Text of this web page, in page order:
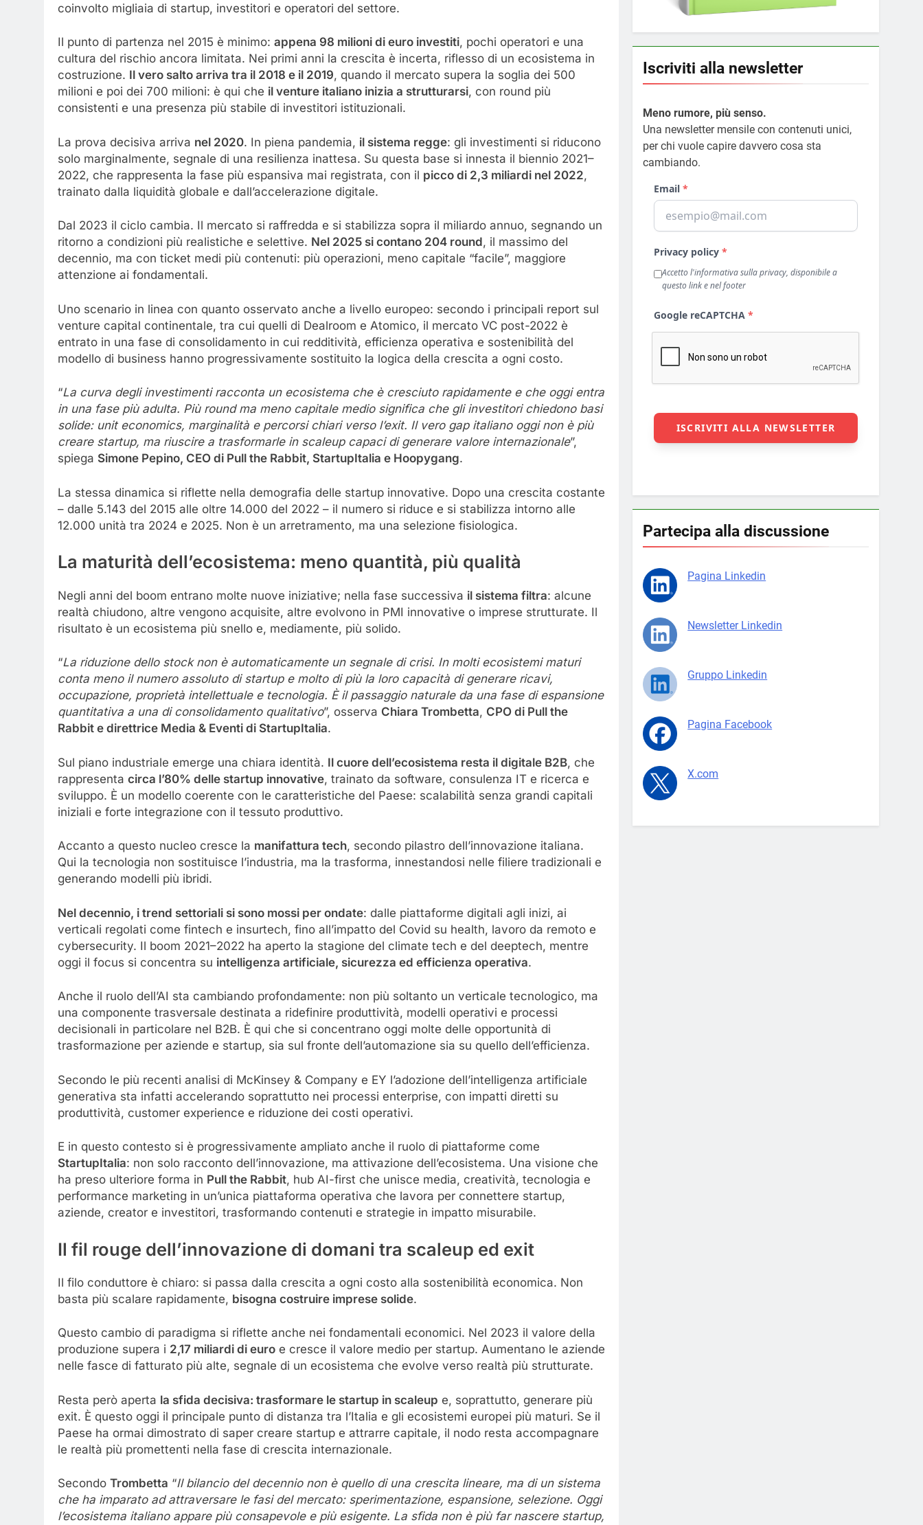
coinvolto migliaia di startup, investitori e operatori del settore.
Il punto di partenza nel 2015 è minimo: appena 98 milioni di euro investiti, pochi operatori e una
cultura del rischio ancora limitata. Nei primi anni la crescita è incerta, riflesso di un ecosistema in
costruzione. Il vero salto arriva tra il 2018 e il 2019, quando il mercato supera la soglia dei 500
milioni e poi dei 700 milioni: è qui che il venture italiano inizia a strutturarsi, con round più
consistenti e una presenza più stabile di investitori istituzionali.
La prova decisiva arriva nel 2020. In piena pandemia, il sistema regge: gli investimenti si riducono
solo marginalmente, segnale di una resilienza inattesa. Su questa base si innesta il biennio 2021–
2022, che rappresenta la fase più espansiva mai registrata, con il picco di 2,3 miliardi nel 2022,
trainato dalla liquidità globale e dall’accelerazione digitale.
Dal 2023 il ciclo cambia. Il mercato si raffredda e si stabilizza sopra il miliardo annuo, segnando un
ritorno a condizioni più realistiche e selettive. Nel 2025 si contano 204 round, il massimo del
decennio, ma con ticket medi più contenuti: più operazioni, meno capitale “facile”, maggiore
attenzione ai fondamentali.
Uno scenario in linea con quanto osservato anche a livello europeo: secondo i principali report sul
venture capital continentale, tra cui quelli di Dealroom e Atomico, il mercato VC post-2022 è
entrato in una fase di consolidamento in cui redditività, efficienza operativa e sostenibilità del
modello di business hanno progressivamente sostituito la logica della crescita a ogni costo.
“La curva degli investimenti racconta un ecosistema che è cresciuto rapidamente e che oggi entra
in una fase più adulta. Più round ma meno capitale medio significa che gli investitori chiedono basi
solide: unit economics, marginalità e percorsi chiari verso l’exit. Il vero gap italiano oggi non è più
creare startup, ma riuscire a trasformarle in scaleupcapaci di generare valore internazionale”,
spiega Simone Pepino, CEO di Pull the Rabbit, StartupItalia e Hoopygang.
La stessa dinamica si riflette nella demografia delle startup innovative. Dopo una crescita costante
– dalle 5.143 del 2015 alle oltre 14.000 del 2022 – il numero si riduce e si stabilizza intorno alle
12.000 unità tra 2024 e 2025. Non è un arretramento, ma una selezione fisiologica.
La maturità dell’ecosistema: meno quantità, più qualità
Negli anni del boom entrano molte nuove iniziative; nella fase successiva il sistema filtra: alcune
realtà chiudono, altre vengono acquisite, altre evolvono in PMI innovative o imprese strutturate. Il
risultato è un ecosistema più snello e, mediamente, più solido.
“La riduzione dello stock non è automaticamente un segnale di crisi. In molti ecosistemi maturi
conta meno il numero assoluto di startup e molto di più la loro capacità di generare ricavi,
occupazione, proprietà intellettuale e tecnologia. È il passaggio naturale da una fase di espansione
quantitativa a una di consolidamento qualitativo”, osserva Chiara Trombetta, CPO di Pull the
Rabbit e direttrice Media & Eventi di StartupItalia.
Sul piano industriale emerge una chiara identità. Il cuore dell’ecosistema resta il digitale B2B, che
rappresenta circa l’80% delle startup innovative, trainato da software, consulenza IT e ricerca e
sviluppo. È un modello coerente con le caratteristiche del Paese: scalabilità senza grandi capitali
iniziali e forte integrazione con il tessuto produttivo.
Accanto a questo nucleo cresce la manifattura tech, secondo pilastro dell’innovazione italiana.
Qui la tecnologia non sostituisce l’industria, ma la trasforma, innestandosi nelle filiere tradizionali e
generando modelli più ibridi.
Nel decennio, i trend settoriali si sono mossi per ondate: dalle piattaforme digitali agli inizi, ai
verticali regolati come fintech e insurtech, fino all’impatto del Covid su health, lavoro da remoto e
cybersecurity. Il boom 2021–2022 ha aperto la stagione del climate tech e del deeptech, mentre
oggi il focus si concentra su intelligenza artificiale, sicurezza ed efficienza operativa.
Anche il ruolo dell’AI sta cambiando profondamente: non più soltanto un verticale tecnologico, ma
una componente trasversale destinata a ridefinire produttività, modelli operativi e processi
decisionali in particolare nel B2B. È qui che si concentrano oggi molte delle opportunità di
trasformazione per aziende e startup, sia sul fronte dell’automazione sia su quello dell’efficienza.
Secondo le più recenti analisi di McKinsey & Company e EY l’adozione dell’intelligenza artificiale
generativa sta infatti accelerando soprattutto nei processi enterprise, con impatti diretti su
produttività, customer experience e riduzione dei costi operativi.
E in questo contesto si è progressivamente ampliato anche il ruolo di piattaforme come
StartupItalia: non solo racconto dell’innovazione, ma attivazione dell’ecosistema. Una visione che
ha preso ulteriore forma in Pull the Rabbit, hub AI-first che unisce media, creatività, tecnologia e
performance marketing in un’unica piattaforma operativa che lavora per connettere startup,
aziende, creator e investitori, trasformando contenuti e strategie in impatto misurabile.
Il fil rouge dell’innovazione di domani tra scaleup ed exit
Il filo conduttore è chiaro: si passa dalla crescita a ogni costo alla sostenibilità economica. Non
basta più scalare rapidamente, bisogna costruire imprese solide.
Questo cambio di paradigma si riflette anche nei fondamentali economici. Nel 2023 il valore della
produzione supera i 2,17 miliardi di euro e cresce il valore medio per startup. Aumentano le aziende
nelle fasce di fatturato più alte, segnale di un ecosistema che evolve verso realtà più strutturate.
Resta però aperta la sfida decisiva: trasformare le startup in scaleup e, soprattutto, generare più
exit. È questo oggi il principale punto di distanza tra l’Italia e gli ecosistemi europei più maturi. Se il
Paese ha ormai dimostrato di saper creare startup e attrarre capitale, il nodo resta accompagnare
le realtà più promettenti nella fase di crescita internazionale.
Secondo Trombetta “Il bilancio del decennio non è quello di una crescita lineare, ma di un sistema
che ha imparato ad attraversare le fasi del mercato: sperimentazione, espansione, selezione. Oggi
l’ecosistema italiano appare più consapevole e più esigente. La sfida non è più far nascere startup,
Iscriviti alla newsletter
Meno rumore, più senso.
Una newsletter mensile con contenuti unici,
per chi vuole capire davvero cosa sta
cambiando.
Partecipa alla discussione
Pagina Linkedin
Newsletter Linkedin
Gruppo Linkedin
Pagina Facebook
X.com